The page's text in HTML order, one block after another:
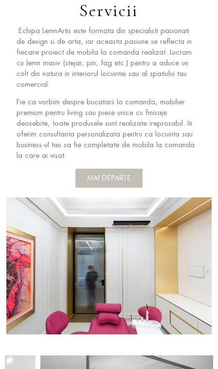
Servicii
.Echipa LemnArtis este formata din specialisti pasionati
de design si de arta, iar aceasta pasiune se reflecta in
fiecare proiect de mobila la comanda realizat. Lucram
cu lemn masiv (stejar, pin, fag etc.) pentru a aduce un
colt din natura in interiorul locuintei sau al spatiului tau
comercial.
Fie ca vorbim despre bucatarii la comanda, mobilier
premium pentru living sau piese unice cu finisaje
deosebite, toate produsele sunt realizate ireprosabil. Iti
oferim consultanta personalizata pentru ca locuinta sau
business-ul tau sa fie completate de mobila la comanda
la care ai visat.
MAI DEPARTE